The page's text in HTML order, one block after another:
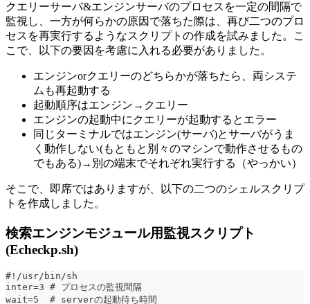
クエリーサーバ&エンジンサーバのプロセスを一定の間隔で
監視し、一方が何らかの原因で落ちた際は、再び二つのプロ
セスを再実行するようなスクリプトの作成を試みました。こ
こで、以下の要因を考慮に入れる必要がありました。
エンジンorクエリーのどちらかが落ちたら、両システ
ムも再起動する
起動順序はエンジン→クエリー
エンジンの起動中にクエリーが起動するとエラー
同じターミナルではエンジン(サーバ)とサーバがうま
く動作しない(もともと別々のマシンで動作させるもの
でもある)→別の端末でそれぞれ実行する（やっかい）
そこで、即席ではありますが、以下の二つのシェルスクリプ
トを作成しました。
検索エンジンモジュール用監視スクリプト
(Echeckp.sh)
#!/usr/bin/sh
inter=3 # プロセスの監視間隔
wait=5  # serverの起動待ち時間